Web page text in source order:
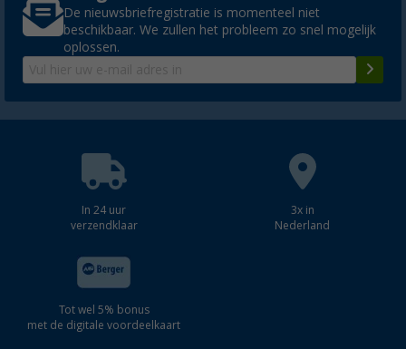
De nieuwsbriefregistratie is momenteel niet
beschikbaar. We zullen het probleem zo snel mogelijk
oplossen.
In 24 uur
verzendklaar
3x in
Nederland
Tot wel 5% bonus
met de digitale voordeelkaart